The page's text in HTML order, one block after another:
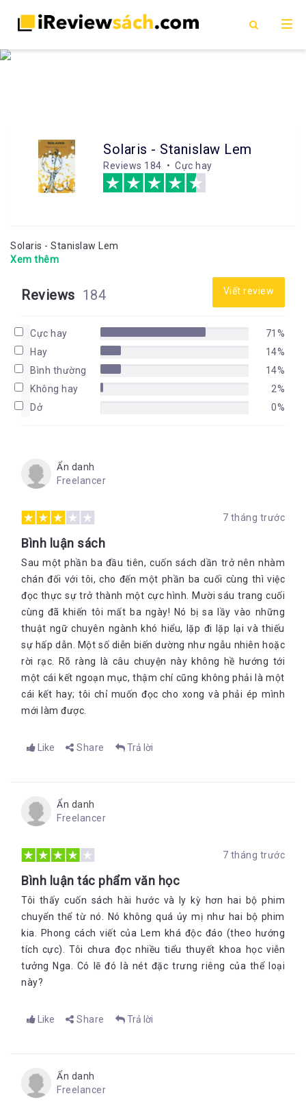
Solaris - Stanislaw Lem
Reviews 184 • Cực hay
Solaris - Stanislaw Lem
Xem thêm
Reviews 184 Viết review
Cực hay
71%
Hay
14%
Bình thường
14%
Không hay
2%
Dở
0%
Ẩn danh
Freelancer
7 tháng trước
Bình luận sách
Sau một phần ba đầu tiên, cuốn sách dần trở nên nhàm
chán đối với tôi, cho đến một phần ba cuối cùng thì việc
đọc thực sự trở thành một cực hình. Mười sáu trang cuối
cùng đã khiến tôi mất ba ngày! Nó bị sa lầy vào những
thuật ngữ chuyên ngành khó hiểu, lặp đi lặp lại và thiếu
sự hấp dẫn. Một số diễn biến dường như ngẫu nhiên hoặc
rời rạc. Rõ ràng là câu chuyện này không hề hướng tới
một cái kết ngoạn mục, thậm chí cũng không phải là một
cái kết hay; tôi chỉ muốn đọc cho xong và phải ép mình
mới làm được.
Like Share Trả lời
Ẩn danh
Freelancer
7 tháng trước
Bình luận tác phẩm văn học
Tôi thấy cuốn sách hài hước và ly kỳ hơn hai bộ phim
chuyển thể từ nó. Nó không quá ủy mị như hai bộ phim
kia. Phong cách viết của Lem khá độc đáo (theo hướng
tích cực). Tôi chưa đọc nhiều tiểu thuyết khoa học viễn
tưởng Nga. Có lẽ đó là nét đặc trưng riêng của thể loại
này?
Like Share Trả lời
Ẩn danh
Freelancer